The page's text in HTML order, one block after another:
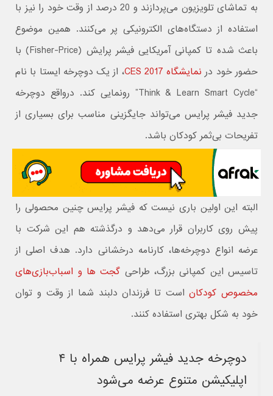
به تماشای تلویزیون می‌پردازند و 20 درصد از وقت خود را نیز با
استفاده از دستگاه‌های الکترونیکی پر می‌کنند. همین موضوع
باعث شده تا کمپانی آمریکایی فیشر پرایش (Fisher-Price) با
حضور خود در نمایشگاه CES 2017
، از یک دوچرخه ایستا با نام
“Think & Learn Smart Cycle” رونمایی کند. درواقع دوچرخه
جدید فیشر پرایس می‌تواند جایگزینی مناسب برای بسیاری از
تفریحات بی‌ثمر کودکان باشد.
البته این اولین باری نیست که فیشر پرایس چنین محصولی را
پیش روی کاربران قرار می‌دهد و درگذشته هم این شرکت با
عرضه انواع دوچرخه‌ها، کارنامه درخشانی دارد. هدف اصلی از
تاسیس این کمپانی بزرگ، طراحی گجت ها و اسباب‌بازی‌های
مخصوص کودکاناست تا فرزندان دلبند شما از وقت و توان
خود به شکل بهتری استفاده کنند.
دوچرخه جدید فیشر پرایس همراه با ۴
اپلیکیشن متنوع عرضه می‌شود